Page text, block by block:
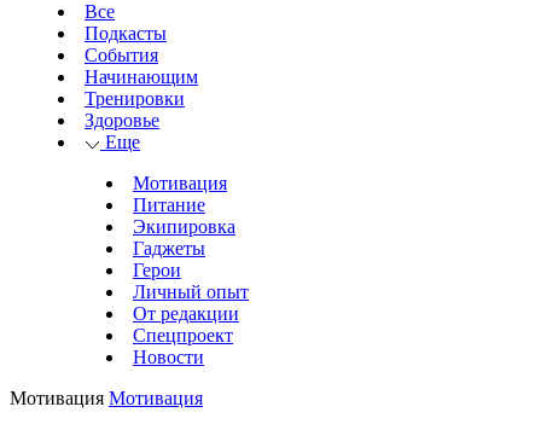
Все
Подкасты
События
Начинающим
Тренировки
Здоровье
Еще
Мотивация
Питание
Экипировка
Гаджеты
Герои
Личный опыт
От редакции
Спецпроект
Новости
Мотивация Мотивация